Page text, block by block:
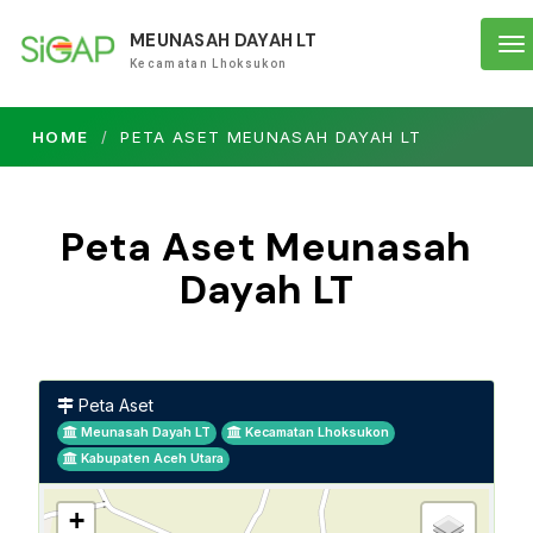
MEUNASAH DAYAH LT
Kecamatan Lhoksukon
HOME PETA ASET MEUNASAH DAYAH LT
Peta Aset Meunasah
Dayah LT
Peta Aset
Meunasah Dayah LT
Kecamatan Lhoksukon
Kabupaten Aceh Utara
+